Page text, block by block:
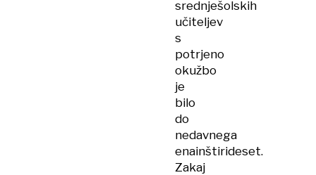
srednješolskih
učiteljev
s
potrjeno
okužbo
je
bilo
do
nedavnega
enainštirideset.
Zakaj